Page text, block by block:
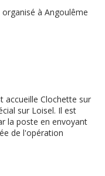
à Angoulême
accueille Clochette sur
sur Loisel. Il est
la poste en envoyant
de l'opération